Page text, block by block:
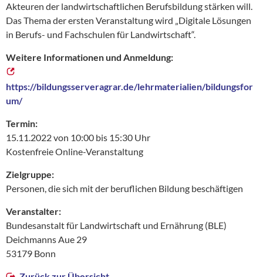
Akteuren der landwirtschaftlichen Berufsbildung stärken will.
Das Thema der ersten Veranstaltung wird „Digitale Lösungen
in Berufs- und Fachschulen für Landwirtschaft“.
Weitere Informationen und Anmeldung:
https://bildungsserveragrar.de/lehrmaterialien/bildungsfor
um/
Termin:
15.11.2022 von 10:00 bis 15:30 Uhr
Kostenfreie Online-Veranstaltung
Zielgruppe:
Personen, die sich mit der beruflichen Bildung beschäftigen
Veranstalter:
Bundesanstalt für Landwirtschaft und Ernährung (BLE)
Deichmanns Aue 29
53179 Bonn